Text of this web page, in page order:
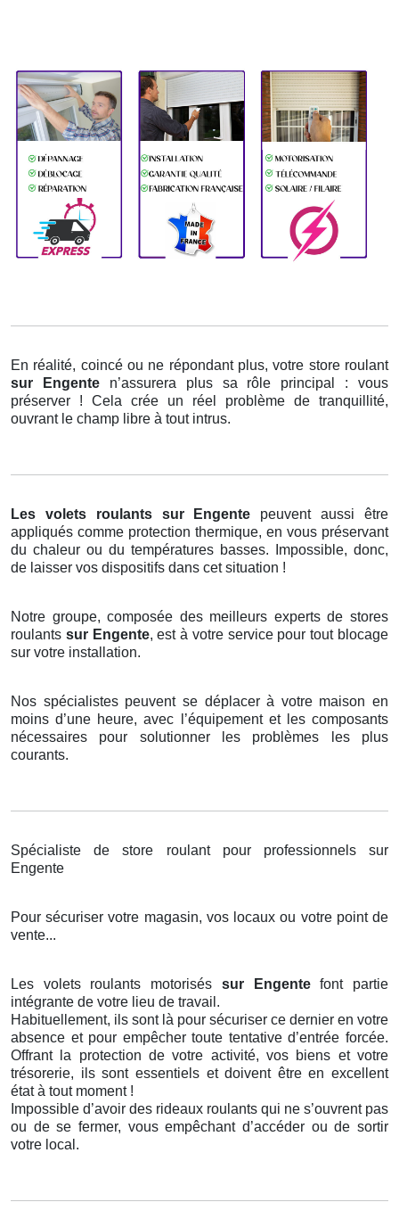
En réalité, coincé ou ne répondant plus, votre store roulant
sur Engente n’assurera plus sa rôle principal : vous
préserver ! Cela crée un réel problème de tranquillité,
ouvrant le champ libre à tout intrus.
Les volets roulants sur Engente peuvent aussi être
appliqués comme protection thermique, en vous préservant
du chaleur ou du températures basses. Impossible, donc,
de laisser vos dispositifs dans cet situation !
Notre groupe, composée des meilleurs experts de stores
roulants sur Engente, est à votre service pour tout blocage
sur votre installation.
Nos spécialistes peuvent se déplacer à votre maison en
moins d’une heure, avec l’équipement et les composants
nécessaires pour solutionner les problèmes les plus
courants.
Spécialiste de store roulant pour professionnels sur
Engente
Pour sécuriser votre magasin, vos locaux ou votre point de
vente...
Les volets roulants motorisés sur Engentefont partie
intégrante de votre lieu de travail.
Habituellement, ils sont là pour sécuriser ce dernier en votre
absence et pour empêcher toute tentative d’entrée forcée.
Offrant la protection de votre activité, vos biens et votre
trésorerie, ils sont essentiels et doivent être en excellent
état à tout moment !
Impossible d’avoir des rideaux roulants qui ne s’ouvrent pas
ou de se fermer, vous empêchant d’accéder ou de sortir
votre local.